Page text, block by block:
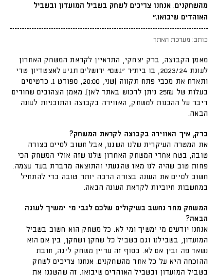
מהשחקנים. אנחנו צריכים לשחק בשביל המועדון ובשביל
האוהדים שיבואו.״
כותב: מערכת האתר
מאמן הקבוצה, ברק יצחקי, התראיין לקראת המשחק האחרון
לעונת 2023/24, בו בית״ר ״גשם״ ירושלים תגיע לאצטדיון טדי
ותארח את מכבי פתח תקווה (שני, 20:00, ספורט 1. כרטיסים
בעלות של 25₪ ניתן לרכוש באתר לאן). מאמן הצהובים שחורים
דיבר על ההכנות למשחק, האווירה בקבוצה והתוכניות לעונה
הבאה.
ברק, איך האווירה בקבוצה לקראת המשחק?
את המטרה העיקרית שלנו השגנו, אבל חשוב לסיים בצורה
טובה, בטח אחרי המשחק האחרון שלנו שזה אולי המשחק הכי
פחות טוב שהיה לנו מאז שהגעתי והתוצאה מדברת בעד עצמה.
חשוב לסיים את העונה בצורה הרבה יותר טובה כדי להתחיל
במחשבות חיוביות לקראת העונה הבאה.
המשחק מחר נחשב בשיקולים שלכם לגבי מי ימשיך לעונה
הבאה?
אנחנו יודעים מי ימשיך ומי לא. כל משחק הוא חשוב בשביל
המועדון, בשבילנו וגם בשביל כל שחקן ושחקן, בין אם הוא
נשאר פה ובין אם לא. בסוף זה עדיין משחק ליגה, חובת
ההוכחה היא על כל אחד מהשחקנים. אנחנו צריכים לשחק
בשביל המועדון ובשביל האוהדים שיבואו. זה שהשגנו את